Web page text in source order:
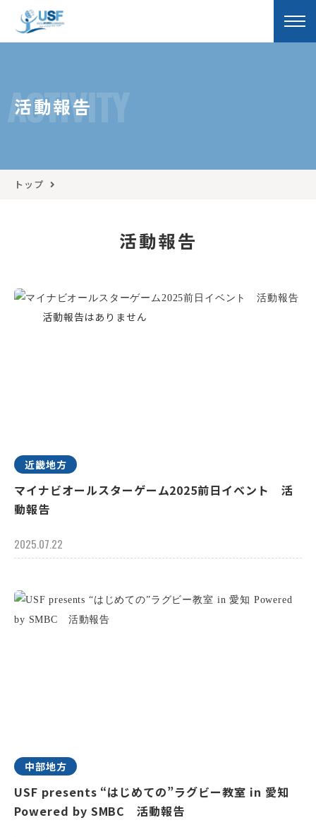
ACTIVITY
活動報告
トップ
活動報告
近畿地方
マイナビオールスターゲーム2025前日イベント 活
動報告
2025.07.22
中部地方
USF presents “はじめての”ラグビー教室 in 愛知
Powered by SMBC 活動報告